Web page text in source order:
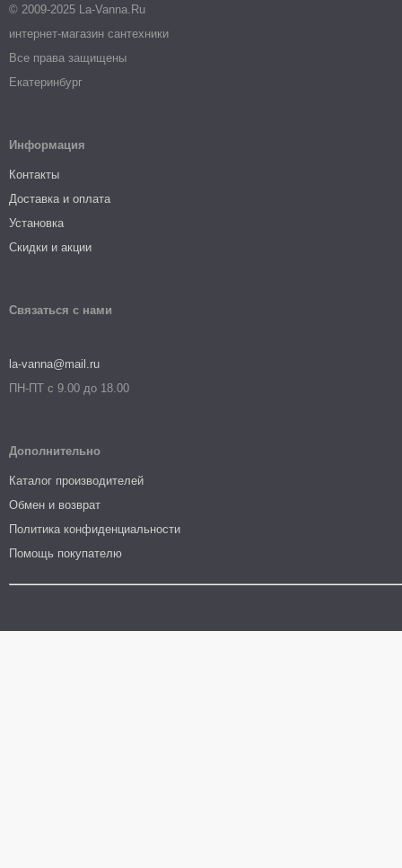
© 2009-2025 La-Vanna.Ru
интернет-магазин сантехники
Все права защищены
Екатеринбург
Информация
Контакты
Доставка и оплата
Установка
Скидки и акции
Связаться с нами
la-vanna@mail.ru
ПН-ПТ с 9.00 до 18.00
Дополнительно
Каталог производителей
Обмен и возврат
Политика конфиденциальности
Помощь покупателю